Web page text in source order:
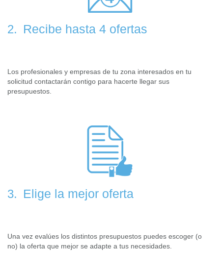
2. Recibe hasta 4 ofertas
Los profesionales y empresas de tu zona interesados en tu
solicitud contactarán contigo para hacerte llegar sus
presupuestos.
3. Elige la mejor oferta
Una vez evalúes los distintos presupuestos puedes escoger (o
no) la oferta que mejor se adapte a tus necesidades.